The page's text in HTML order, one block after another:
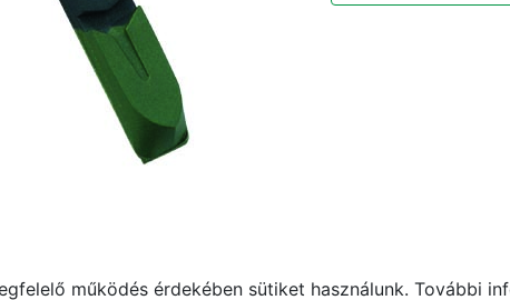
működés érdekében sütiket használunk. További